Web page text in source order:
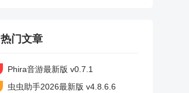
热门文章
Phira音游最新版 v0.7.1
虫虫助手2026最新版 v4.8.6.6